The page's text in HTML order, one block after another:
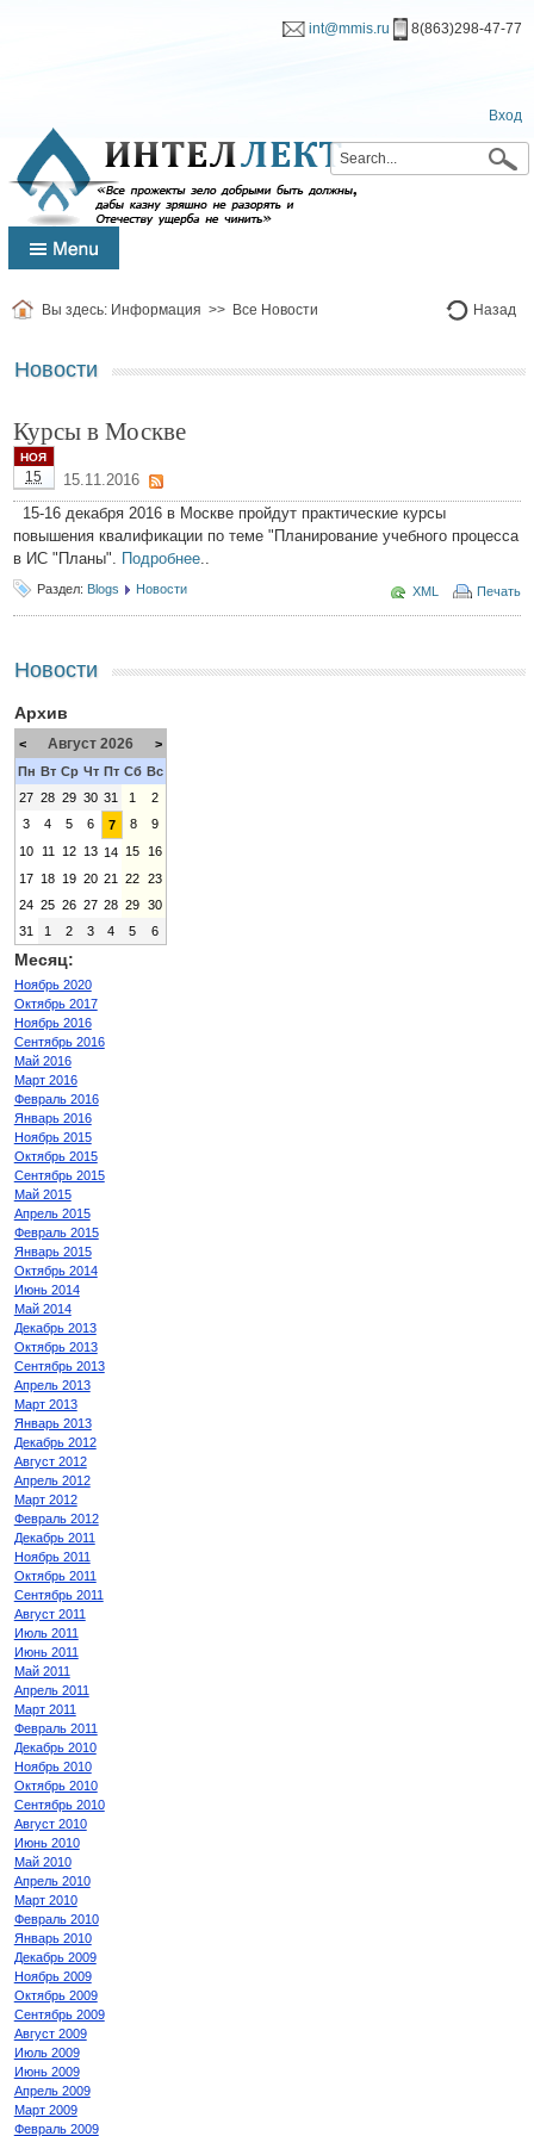
int@mmis.ru 8(863)298-47-77
Вход
Вы здесь: Информация >> Все Новости Назад
Новости
Курсы в Москве
НОЯ
15
15.11.2016
15-16 декабря 2016 в Москве пройдут практические курсы
повышения квалификации по теме "Планирование учебного процесса
в ИС "Планы". Подробнее..
XML Печать
Раздел: Blogs Новости
Новости
Архив
< Август 2026
>
Пн Вт Ср Чт Пт Сб Вс
27 28 29 30 31 1
2
3
4 5 6 7 8
9
10
11 12 13 14 15
16
17 18 19 20 21 22 23
24 25 26 27 28 29 30
31
1 2 3 4 5 6
Месяц:
Ноябрь 2020
Октябрь 2017
Ноябрь 2016
Сентябрь 2016
Май 2016
Март 2016
Февраль 2016
Январь 2016
Ноябрь 2015
Октябрь 2015
Сентябрь 2015
Май 2015
Апрель 2015
Февраль 2015
Январь 2015
Октябрь 2014
Июнь 2014
Май 2014
Декабрь 2013
Октябрь 2013
Сентябрь 2013
Апрель 2013
Март 2013
Январь 2013
Декабрь 2012
Август 2012
Апрель 2012
Март 2012
Февраль 2012
Декабрь 2011
Ноябрь 2011
Октябрь 2011
Сентябрь 2011
Август 2011
Июль 2011
Июнь 2011
Май 2011
Апрель 2011
Март 2011
Февраль 2011
Декабрь 2010
Ноябрь 2010
Октябрь 2010
Сентябрь 2010
Август 2010
Июнь 2010
Май 2010
Апрель 2010
Март 2010
Февраль 2010
Январь 2010
Декабрь 2009
Ноябрь 2009
Октябрь 2009
Сентябрь 2009
Август 2009
Июль 2009
Июнь 2009
Апрель 2009
Март 2009
Февраль 2009